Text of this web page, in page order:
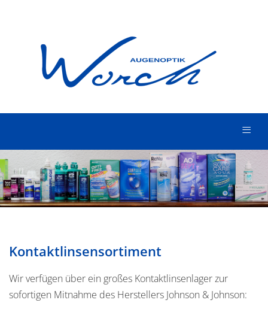
≡
Kontaktlinsensortiment
Wir verfügen über ein großes Kontaktlinsenlager zur
sofortigen Mitnahme des Herstellers Johnson & Johnson: